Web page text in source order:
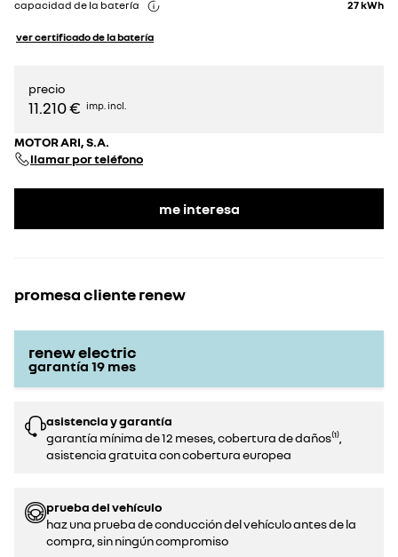
capacidad de la batería 27kWh
ver certificado de la batería
precio
11.210 € imp. incl.
MOTOR ARI, S.A.
llamar por teléfono
me interesa
promesa cliente renew
renew electric
garantía 19 mes
asistencia y garantía
garantía mínima de 12 meses, cobertura de daños⁽¹⁾,
asistencia gratuita con cobertura europea
prueba del vehículo
haz una prueba de conducción del vehículo antes de la
compra, sin ningún compromiso